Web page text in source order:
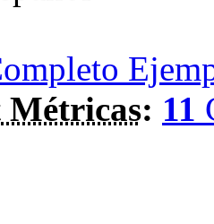
Métricas: 11